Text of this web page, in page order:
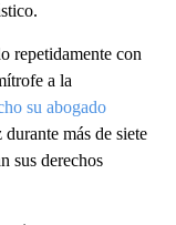
repetidamente con
a la
su abogado
más de siete
sus derechos